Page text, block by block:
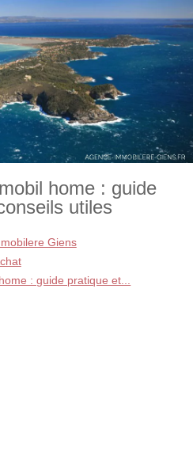
home : guide
utiles
Giens
: guide pratique et...